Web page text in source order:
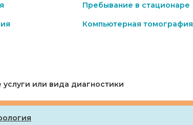
Пребывание в стационаре
Компьютерная томография
или вида диагностики